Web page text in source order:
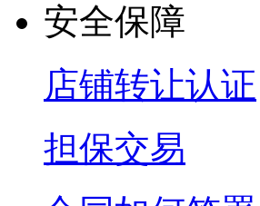
安全保障
店铺转让认证
担保交易